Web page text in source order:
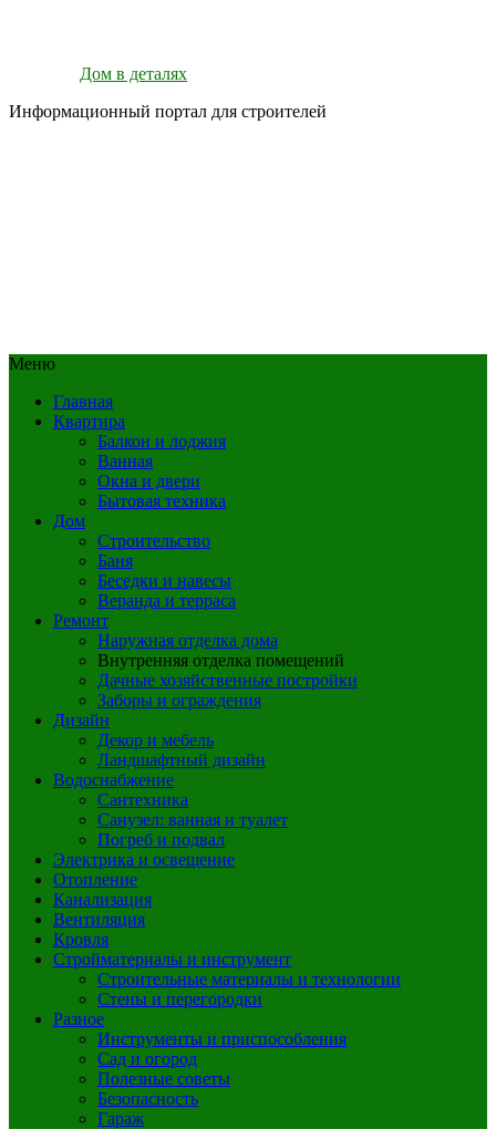
Дом в деталях
Информационный портал для строителей
Меню
Главная
Квартира
Балкон и лоджия
Ванная
Окна и двери
Бытовая техника
Дом
Строительство
Баня
Беседки и навесы
Веранда и терраса
Ремонт
Наружная отделка дома
Внутренняя отделка помещений
Дачные хозяйственные постройки
Заборы и ограждения
Дизайн
Декор и мебель
Ландшафтный дизайн
Водоснабжение
Сантехника
Санузел: ванная и туалет
Погреб и подвал
Электрика и освещение
Отопление
Канализация
Вентиляция
Кровля
Стройматериалы и инструмент
Строительные материалы и технологии
Стены и перегородки
Разное
Инструменты и приспособления
Сад и огород
Полезные советы
Безопасность
Гараж